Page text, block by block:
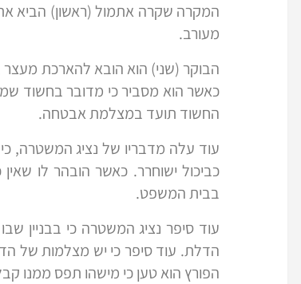
המקרה שקרה אתמול (ראשון) הביא
מעורב.
הבוקר (שני) הוא הובא להארכת מעצר
כאשר הוא מסביר כי מדובר בחשוד
החשוד תועד במצלמת אבטחה.
עוד עלה מדבריו של נציג המשטרה,
כביכול ישוחרר. כאשר הובהר לו
בבית המשפט.
עוד סיפר נציג המשטרה כי בבניין
הדלת. עוד סיפר כי יש מצלמות של
הפורץ הוא טען כי מישהו תפס ממנו